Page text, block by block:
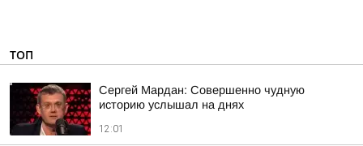
ТОП
Сергей Мардан: Совершенно чудную
историю услышал на днях
12:01